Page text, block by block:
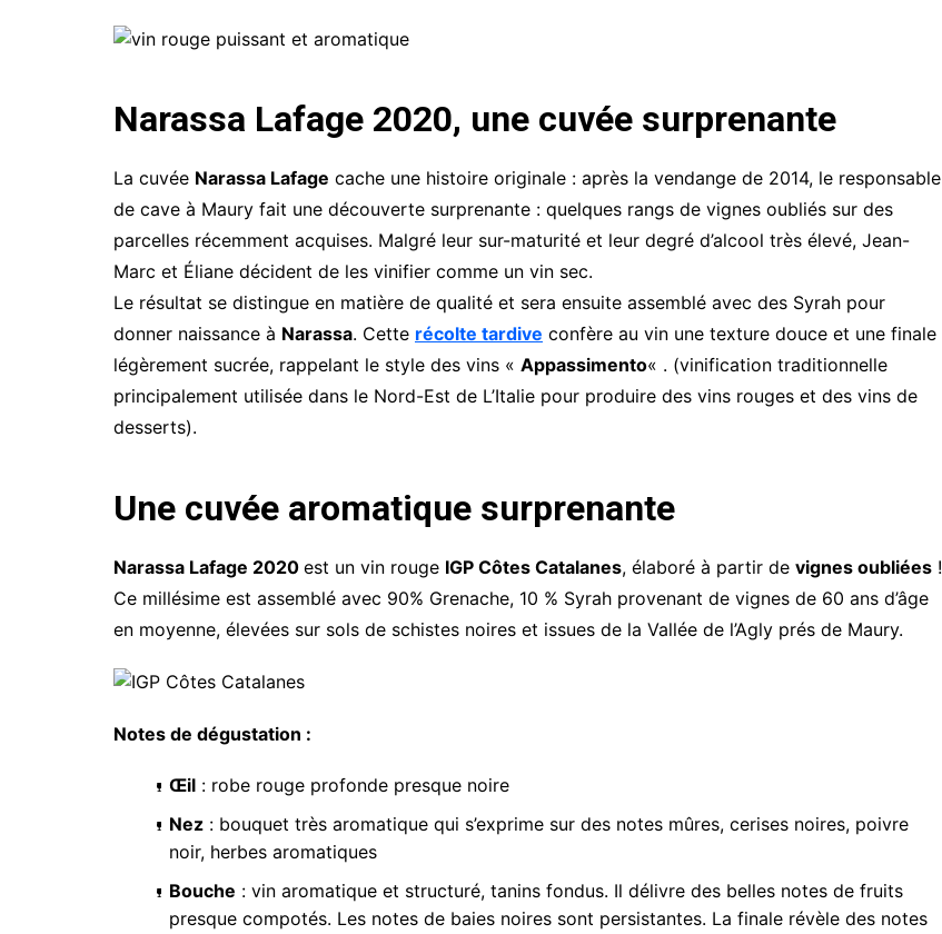
Narassa Lafage 2020, une cuvée surprenante
La cuvée Narassa Lafage cache une histoire originale : après la vendange de 2014, le responsable
de cave à Maury fait une découverte surprenante : quelques rangs de vignes oubliés sur des
parcelles récemment acquises. Malgré leur sur-maturité et leur degré d’alcool très élevé, Jean-
Marc et Éliane décident de les vinifier comme un vin sec.
Le résultat se distingue en matière de qualité et sera ensuite assemblé avec des Syrah pour
donner naissance à Narassa. Cette récolte tardive confère au vin une texture douce et une finale
légèrement sucrée, rappelant le style des vins « Appassimento« . (vinification traditionnelle
principalement utilisée dans le Nord-Est de L’Italie pour produire des vins rouges et des vins de
desserts).
Une cuvée aromatique surprenante
Narassa Lafage 2020 est un vin rouge IGP Côtes Catalanes, élaboré à partir de vignes oubliées !
Ce millésime est assemblé avec 90% Grenache, 10 % Syrah provenant de vignes de 60 ans d’âge
en moyenne, élevées sur sols de schistes noires et issues de la Vallée de l’Agly prés de Maury.
Notes de dégustation :
Œil : robe rouge profonde presque noire
Nez : bouquet très aromatique qui s’exprime sur des notes mûres, cerises noires, poivre
noir, herbes aromatiques
Bouche : vin aromatique et structuré, tanins fondus. Il délivre des belles notes de fruits
presque compotés. Les notes de baies noires sont persistantes. La finale révèle des notes